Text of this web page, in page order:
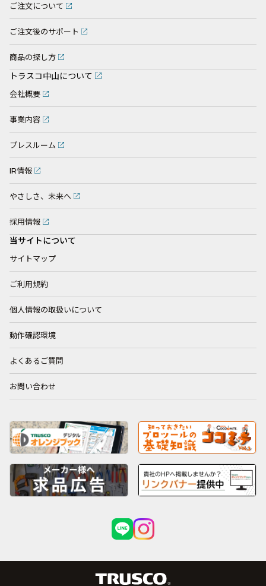
ご注文について
ご注文後のサポート
商品の探し方
トラスコ中山について
会社概要
事業内容
プレスルーム
IR情報
やさしさ、未来へ
採用情報
当サイトについて
サイトマップ
ご利用規約
個人情報の取扱いについて
動作確認環境
よくあるご質問
お問い合わせ